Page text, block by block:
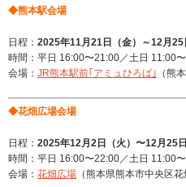
◆熊本駅会場
日程： 2025年11月21日（金）～12月25
時間：平日 16:00〜21:00／土日 11:00
会場： JR熊本駅前｢アミュひろば｣ （熊
◆花畑広場会場
日程： 2025年12月2日（火）〜12月25日
時間：平日 16:00〜22:00／土日 11:00
会場： 花畑広場 （熊本県熊本市中央区花